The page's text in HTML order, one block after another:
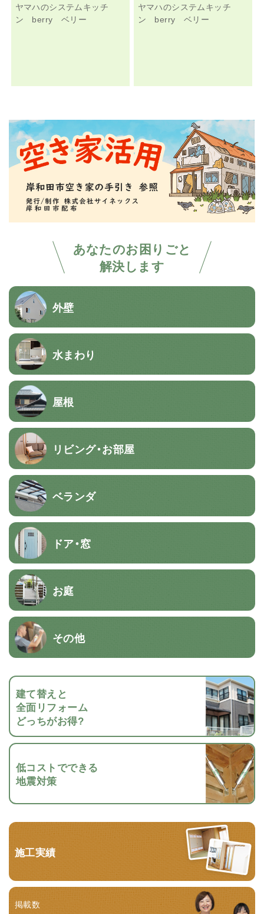
あなたのお困りごと
解決します
外壁
水まわり
屋根
リビング・お部屋
ベランダ
ドア・窓
お庭
その他
建て替えと
全面リフォーム
どっちがお得?
低コストでできる
地震対策
施工実績
掲載数
ヤマハのシステムキッチ
ン berry ベリー
ヤマハのシステムキッチ
ン berry ベリー